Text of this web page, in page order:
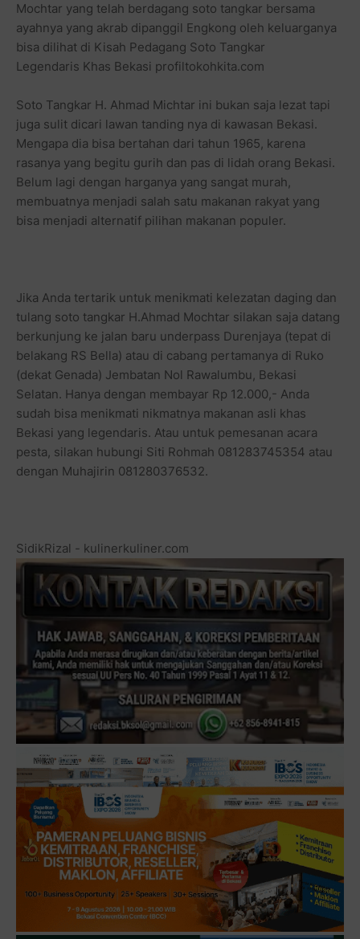
Mochtar yang telah berdagang soto tangkar bersama
ayahnya yang akrab dipanggil Engkong oleh keluarganya
bisa dilihat di Kisah Pedagang Soto Tangkar
Legendaris Khas Bekasi profiltokohkita.com
Soto Tangkar H. Ahmad Michtar ini bukan saja lezat tapi
juga sulit dicari lawan tanding nya di kawasan Bekasi.
Mengapa dia bisa bertahan dari tahun 1965, karena
rasanya yang begitu gurih dan pas di lidah orang Bekasi.
Belum lagi dengan harganya yang sangat murah,
membuatnya menjadi salah satu makanan rakyat yang
bisa menjadi alternatif pilihan makanan populer.
Jika Anda tertarik untuk menikmati kelezatan daging dan
tulang soto tangkar H.Ahmad Mochtar silakan saja datang
berkunjung ke jalan baru underpass Durenjaya (tepat di
belakang RS Bella) atau di cabang pertamanya di Ruko
(dekat Genada) Jembatan Nol Rawalumbu, Bekasi
Selatan. Hanya dengan membayar Rp 12.000,- Anda
sudah bisa menikmati nikmatnya makanan asli khas
Bekasi yang legendaris. Atau untuk pemesanan acara
pesta, silakan hubungi Siti Rohmah 081283745354 atau
dengan Muhajirin 081280376532.
SidikRizal - kulinerkuliner.com